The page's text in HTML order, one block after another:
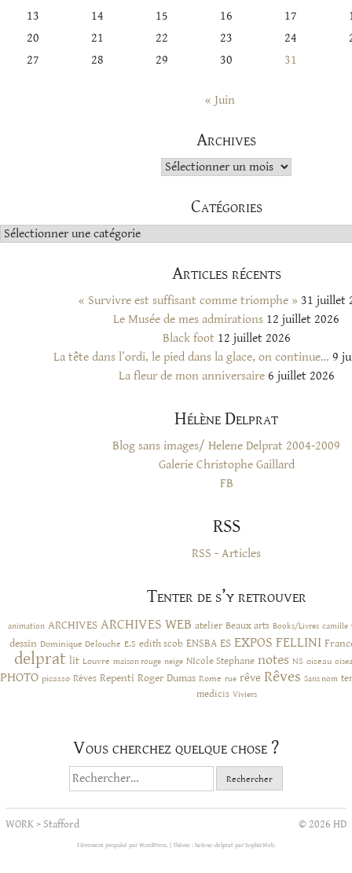
13
14 15 16 17
20
21 22 23 24
27
28 29 30 31
« Juin
Archives
Archives
Catégories
Catégories
Articles récents
« Survivre est suffisant comme triomphe » 31 juillet
Le Musée de mes admirations 12 juillet 2026
Black foot 12 juillet 2026
La tête dans l’ordi, le pied dans la glace, on continue… 9
La fleur de mon anniversaire 6 juillet 2026
Hélène Delprat
Blog sans images/ Helene Delprat 2004-2009
Galerie Christophe Gaillard
FB
RSS
RSS - Articles
Tenter de s’y retrouver
animation ARCHIVES ARCHIVES WEB atelier Beaux arts Books/Livres camille
dessin Dominique Delouche E.S edith scob ENSBA ES EXPOS FELLINI
delprat lit Louvre maison rouge neige NIcole Stephane notes NS oiseau
PHOTO picasso Rêves Repenti Roger Dumas Rome rue rêve Rêves Sans nom
medicis Viviers
Vous cherchez quelque chose ?
Rechercher :
WORK> Stafford © 2026 HD
Fièrement propulsé par WordPress. Thème : helene-delprat par SophieWeb.